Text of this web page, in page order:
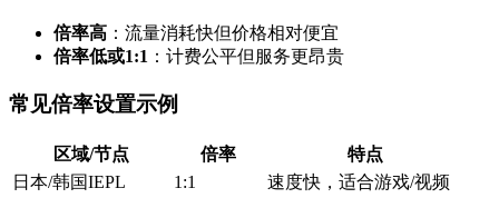
倍率高 ：流量消耗快但价格相对便宜
倍率低或1:1 ：计费公平但服务更昂贵
常见倍率设置示例
区域/节点 倍率
特点
日本/韩国IEPL
1:1
速度快，适合游戏/视频